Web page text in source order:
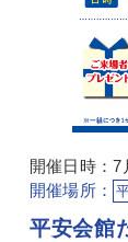
開催日時：7
開催場所：
平安会館